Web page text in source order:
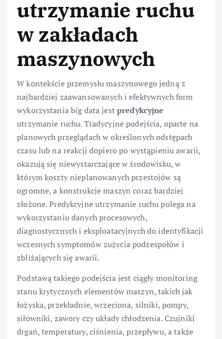
utrzymanie ruchu
w zakładach
maszynowych
W kontekście przemysłu maszynowego jedną z
najbardziej zaawansowanych i efektywnych form
wykorzystania big data jestpredykcyjne
utrzymanie ruchu. Tradycyjne podejścia, oparte na
planowych przeglądach w określonych odstępach
czasu lub na reakcji dopiero po wystąpieniu awarii,
okazują się niewystarczające w środowisku, w
którym koszty nieplanowanych przestojów są
ogromne, a konstrukcje maszyn coraz bardziej
złożone. Predykcyjne utrzymanie ruchu polega na
wykorzystaniu danych procesowych,
diagnostycznych i eksploatacyjnych do identyfikacji
wczesnych symptomów zużycia podzespołów i
zbliżających się awarii.
Podstawą takiego podejścia jest ciągły monitoring
stanu krytycznych elementów maszyn, takich jak
łożyska, przekładnie, wrzeciona, silniki, pompy,
siłowniki, zawory czy układy chłodzenia. Czujniki
drgań, temperatury, ciśnienia, przepływu, a także